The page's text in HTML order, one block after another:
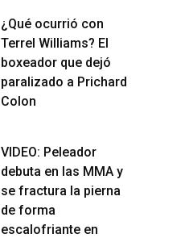
¿Qué ocurrió con
Terrel Williams? El
boxeador que dejó
paralizado a Prichard
Colon
VIDEO: Peleador
debuta en las MMA y
se fractura la pierna
de forma
escalofriante en